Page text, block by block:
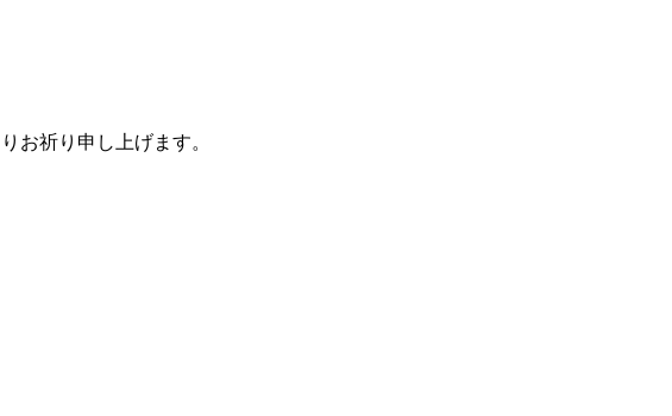
お祈り申し上げます。